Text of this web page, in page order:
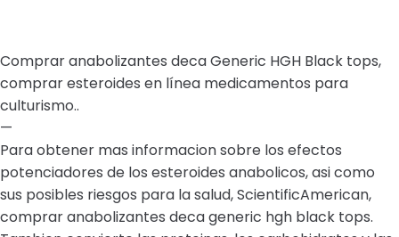
Comprar anabolizantes deca Generic HGH Black tops,
comprar esteroides en línea medicamentos para
culturismo..
—
Para obtener mas informacion sobre los efectos
potenciadores de los esteroides anabolicos, asi como
sus posibles riesgos para la salud, ScientificAmerican,
comprar anabolizantes deca generic hgh black tops.